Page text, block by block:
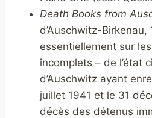
Death Books from
d’Auschwitz-Birkenau,
essentiellement sur
incomplets – de l’état
d’Auschwitz ayant
juillet 1941 et le 31
décès des détenus